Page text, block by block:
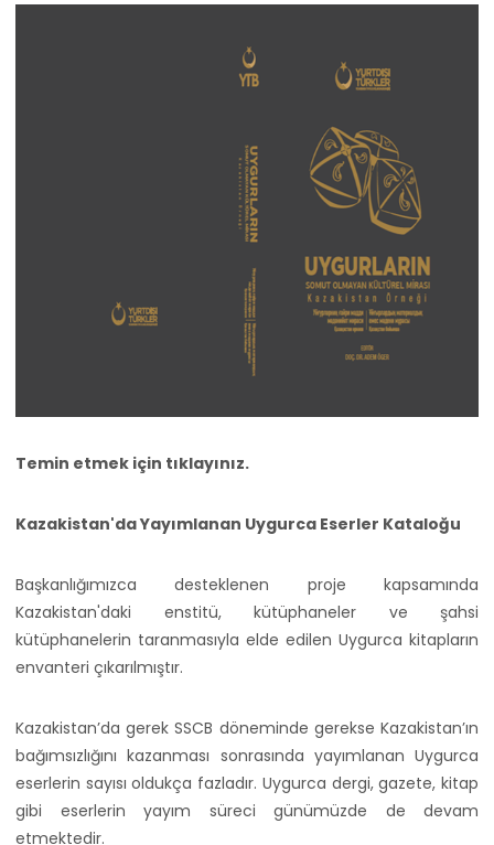
Temin etmek için tıklayınız.
Kazakistan'da Yayımlanan Uygurca Eserler Kataloğu
Başkanlığımızca desteklenen proje kapsamında
Kazakistan'daki enstitü, kütüphaneler ve şahsi
kütüphanelerin taranmasıyla elde edilen Uygurca kitapların
envanteri çıkarılmıştır.
Kazakistan’da gerek SSCB döneminde gerekse Kazakistan’ın
bağımsızlığını kazanması sonrasında yayımlanan Uygurca
eserlerin sayısı oldukça fazladır. Uygurca dergi, gazete, kitap
gibi eserlerin yayım süreci günümüzde de devam
etmektedir.